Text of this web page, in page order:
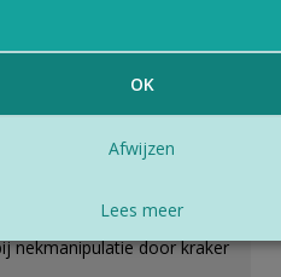
rugpijn verlichten?
nekmanipulatie door kraker
OK
Afwijzen
Lees meer